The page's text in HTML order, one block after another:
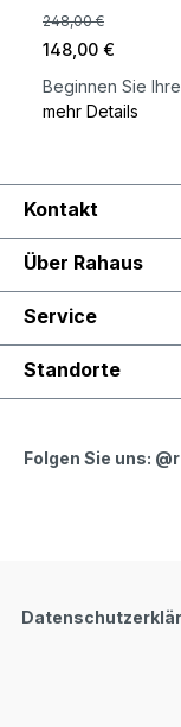
248,00 €
148,00 €
Beginnen Sie
mehr Details
Kontakt
Über Rahaus
Service
Standorte
Folgen Sie uns: